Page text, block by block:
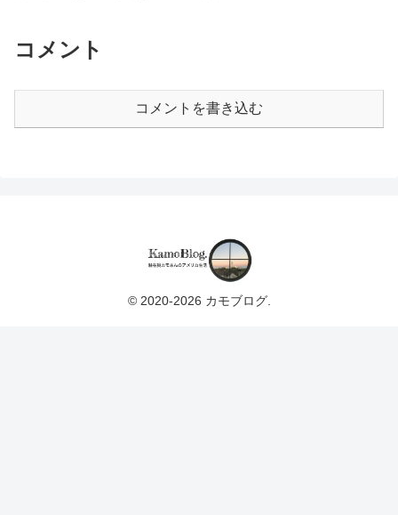
コメント
コメントを書き込む
© 2020-2026 カモブログ.